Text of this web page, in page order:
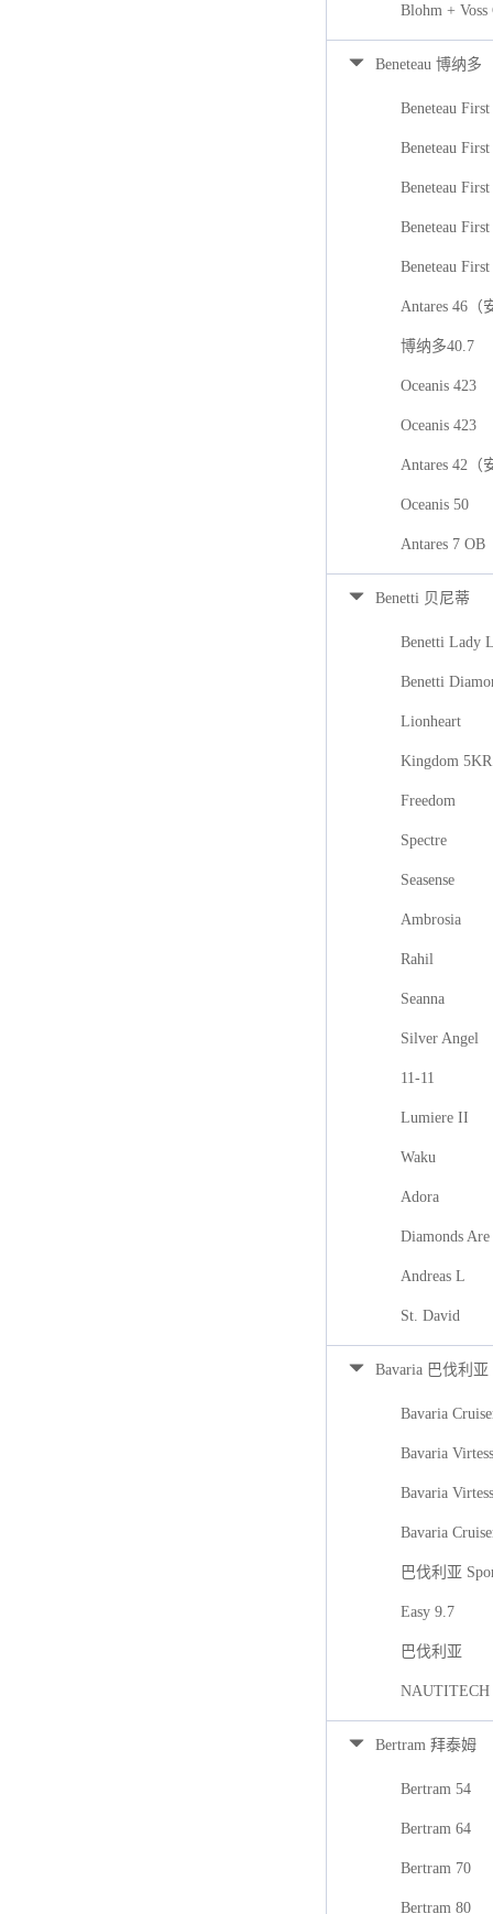
Blohm + Voss
Beneteau 博纳多
Beneteau
Beneteau
Beneteau
Beneteau
Beneteau
Antares 46（
博纳多40.7
Oceanis 423
Oceanis 423
Antares 42（
Oceanis 50
Antares 7 OB
Benetti 贝尼蒂
Benetti Lady
Benetti
Lionheart
Kingdom 5KR
Freedom
Spectre
Seasense
Ambrosia
Rahil
Seanna
Silver Angel
11-11
Lumiere II
Waku
Adora
Diamonds
Andreas L
St. David
Bavaria 巴伐利亚
Bavaria
Bavaria
Bavaria
Bavaria
巴伐利亚
Easy 9.7
巴伐利亚
NAUTITECH
Bertram 拜泰姆
Bertram 54
Bertram 64
Bertram 70
Bertram 80